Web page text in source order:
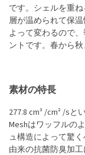
です。シェルを重
層が温められて保
よって変わるので
ントです。春から
素材の特長
277.8 cm³ /cm² /sと
Meshはワッフルの
ュ構造によって驚
由来の抗菌防臭加